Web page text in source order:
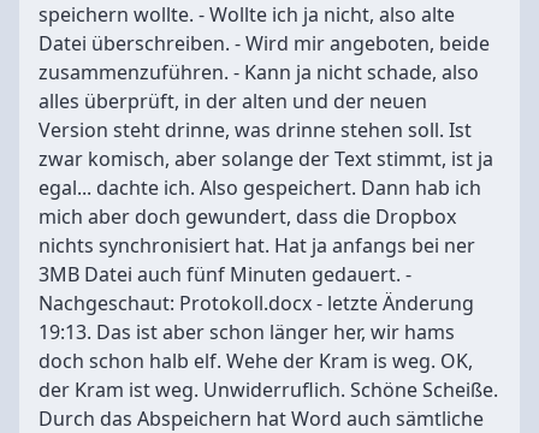
speichern wollte. - Wollte ich ja nicht, also alte
Datei überschreiben. - Wird mir angeboten, beide
zusammenzuführen. - Kann ja nicht schade, also
alles überprüft, in der alten und der neuen
Version steht drinne, was drinne stehen soll. Ist
zwar komisch, aber solange der Text stimmt, ist ja
egal... dachte ich. Also gespeichert. Dann hab ich
mich aber doch gewundert, dass die Dropbox
nichts synchronisiert hat. Hat ja anfangs bei ner
3MB Datei auch fünf Minuten gedauert. -
Nachgeschaut: Protokoll.docx - letzte Änderung
19:13. Das ist aber schon länger her, wir hams
doch schon halb elf. Wehe der Kram is weg. OK,
der Kram ist weg. Unwiderruflich. Schöne Scheiße.
Durch das Abspeichern hat Word auch sämtliche